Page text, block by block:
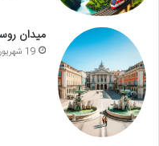
میدان
19 شهریور 1404